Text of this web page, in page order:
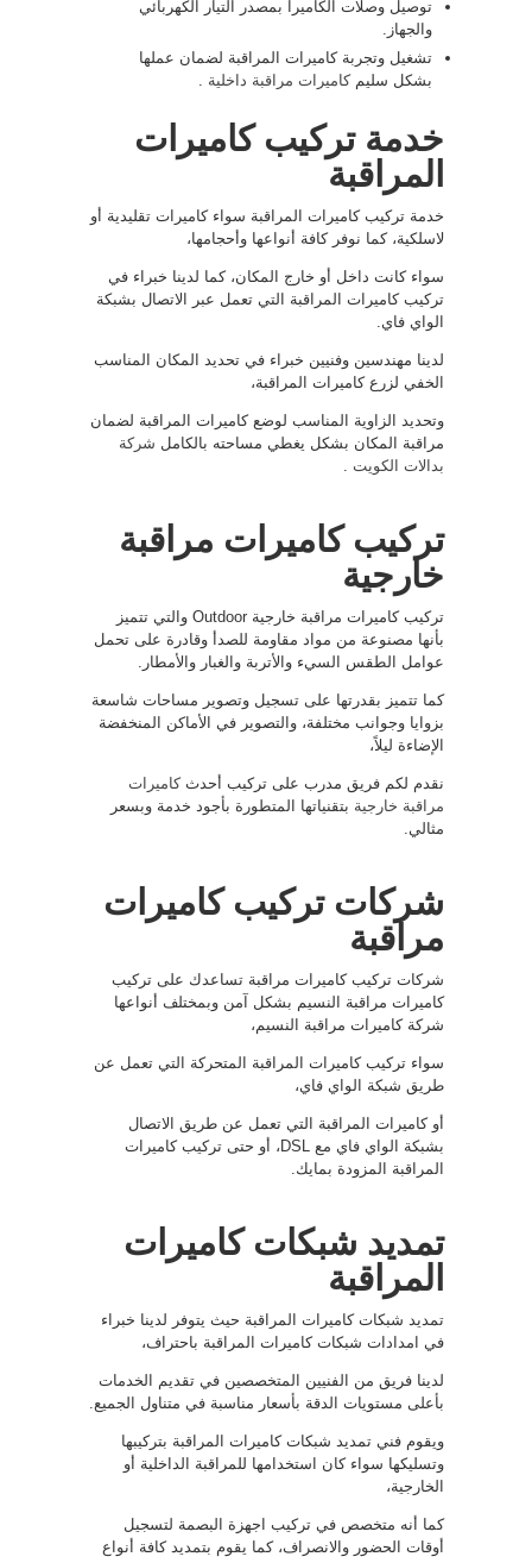
توصيل وصلات الكاميرا بمصدر التيار الكهربائي
والجهاز.
تشغيل وتجربة كاميرات المراقبة لضمان عملها
بشكل سليمكاميرات مراقبة داخلية
خدمة تركيب كاميرات
المراقبة
خدمة تركيب كاميرات المراقبة سواء كاميرات تقليدية أو
لاسلكية، كما نوفر كافة أنواعها وأحجامها،
سواء كانت داخل أو خارج المكان، كما لدينا خبراء في
تركيب كاميرات المراقبة التي تعمل عبر الاتصال بشبكة
الواي فاي.
لدينا مهندسين وفنيين خبراء في تحديد المكان المناسب
الخفي لزرع كاميرات المراقبة،
وتحديد الزاوية المناسب لوضع كاميرات المراقبة لضمان
مراقبة المكان بشكل يغطي مساحته بالكامل شركة
بدالات الكويت
تركيب كاميرات مراقبة
خارجية
تركيب كاميرات مراقبة خارجية Outdoor والتي تتميز
بأنها مصنوعة من مواد مقاومة للصدأ وقادرة على تحمل
عوامل الطقس السيء والأتربة والغبار والأمطار.
كما تتميز بقدرتها على تسجيل وتصوير مساحات شاسعة
بزوايا وجوانب مختلفة، والتصوير في الأماكن المنخفضة
الإضاءة ليلاً،
نقدم لكم فريق مدرب على تركيب أحدثكاميرات
مراقبة خارجية بتقنياتها المتطورة بأجود خدمة وبسعر
مثالي.
شركات تركيب كاميرات
مراقبة
شركات تركيب كاميرات مراقبة تساعدك على تركيب
كاميرات مراقبة النسيم بشكل آمن وبمختلف أنواعها
شركة كاميرات مراقبة النسيم،
سواء تركيب كاميرات المراقبة المتحركة التي تعمل عن
طريق شبكة الواي فاي،
أو كاميرات المراقبة التي تعمل عن طريق الاتصال
بشبكة الواي فاي مع DSL، أو حتى تركيب كاميرات
المراقبة المزودة بمايك.
تمديد شبكات كاميرات
المراقبة
تمديد شبكات كاميرات المراقبة حيث يتوفر لدينا خبراء
في امدادات شبكات كاميرات المراقبة باحتراف،
لدينا فريق من الفنيين المتخصصين في تقديم الخدمات
بأعلى مستويات الدقة بأسعار مناسبة في متناول الجميع.
ويقوم فني تمديد شبكات كاميرات المراقبة بتركيبها
وتسليكها سواء كان استخدامها للمراقبة الداخلية أو
الخارجية،
كما أنه متخصص في تركيب اجهزة البصمة لتسجيل
أوقات الحضور والانصراف، كما يقوم بتمديد كافة أنواع